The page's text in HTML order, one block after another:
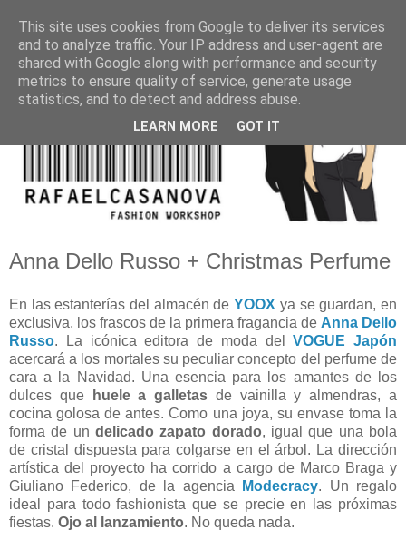
Anna Dello Russo + Christmas Perfume
En las estanterías del almacén deYOOX ya se guardan, en
exclusiva, los frascos de la primera fragancia de Anna Dello
Russo. La icónica editora de moda delVOGUE Japón
acercará a los mortales su peculiar concepto del perfume de
cara a la Navidad. Una esencia para los amantes de los
dulces que
huele a galletas de vainilla y almendras, a
cocina golosa de antes. Como una joya, su envase toma la
forma de un delicado zapato dorado, igual que una bola
de cristal dispuesta para colgarse en el árbol. La dirección
artística del proyecto ha corrido a cargo de Marco Braga y
Giuliano Federico, de la agencia
Modecracy. Un regalo
ideal para todo fashionista que se precie en las próximas
fiestas. Ojo al lanzamiento. No queda nada.
This site uses cookies from Google to deliver its services
and to analyze traffic. Your IP address and user-agent are
shared with Google along with performance and security
metrics to ensure quality of service, generate usage
statistics, and to detect and address abuse.
LEARN MORE GOT IT